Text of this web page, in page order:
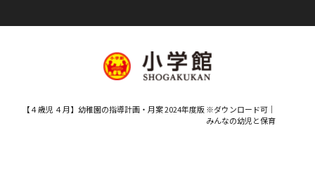
【４歳児 ４月】幼稚園の指導計画・月案 2024年度版 ※ダウンロード可｜
みんなの幼児と保育